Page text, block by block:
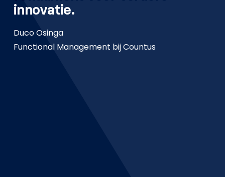
innovatie.
Duco Osinga
Functional Management bij Countus